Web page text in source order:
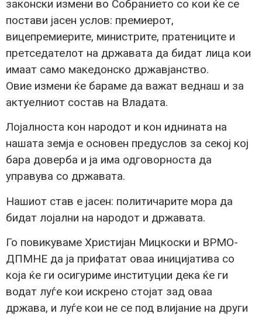
законски измени во Собранието со кои ќе се
постави јасен услов: премиерот,
вицепремиерите, министрите, пратениците и
претседателот на државата да бидат лица кои
имаат само македонско државјанство.
Овие измени ќе бараме да важат веднаш и за
актуелниот состав на Владата.
Лојалноста кон народот и кон иднината на
нашата земја е основен предуслов за секој кој
бара доверба и ја има одговорноста да
управува со државата.
Нашиот став е јасен: политичарите мора да
бидат лојални на народот и државата.
Го повикуваме Христијан Мицкоски и ВРМО-
ДПМНЕ да ја прифатат оваа иницијатива со
која ќе ги осигуриме институции дека ќе ги
водат луѓе кои искрено стојат зад оваа
држава, и луѓе кои не се под влијание на други